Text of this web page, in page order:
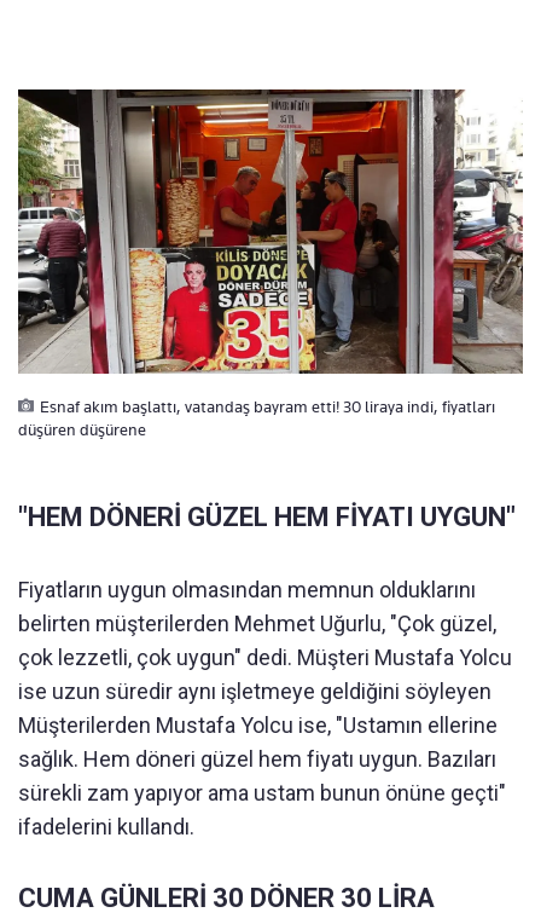
Esnaf akım başlattı, vatandaş bayram etti! 30 liraya indi, fiyatları
düşüren düşürene
"HEM DÖNERİ GÜZEL HEM FİYATI UYGUN"
Fiyatların uygun olmasından memnun olduklarını
belirten müşterilerden Mehmet Uğurlu, "Çok güzel,
çok lezzetli, çok uygun" dedi. Müşteri Mustafa Yolcu
ise uzun süredir aynı işletmeye geldiğini söyleyen
Müşterilerden Mustafa Yolcu ise, "Ustamın ellerine
sağlık. Hem döneri güzel hem fiyatı uygun. Bazıları
sürekli zam yapıyor ama ustam bunun önüne geçti"
ifadelerini kullandı.
CUMA GÜNLERİ 30 DÖNER 30 LİRA